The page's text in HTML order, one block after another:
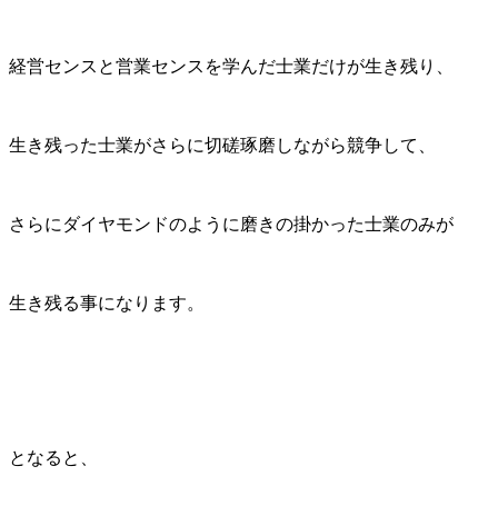
経営センスと営業センスを学んだ士業だけが生き残り、
生き残った士業がさらに切磋琢磨しながら競争して、
さらにダイヤモンドのように磨きの掛かった士業のみが
生き残る事になります。
となると、